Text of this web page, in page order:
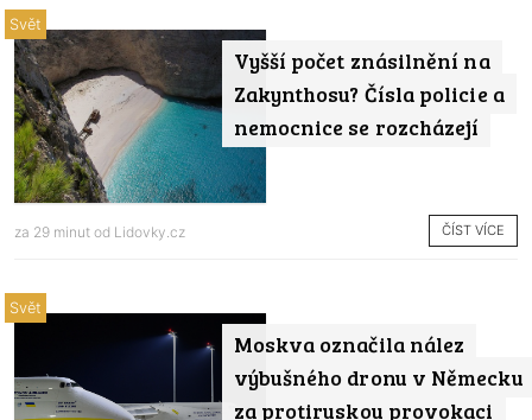
Vyšší počet znásilnění na
Zakynthosu? Čísla policie a
nemocnice se rozcházejí
Svět
za 29 minut od Lidovky.cz ČÍST VÍCE
Moskva označila nález
výbušného dronu v Německu
za protiruskou provokaci
Svět